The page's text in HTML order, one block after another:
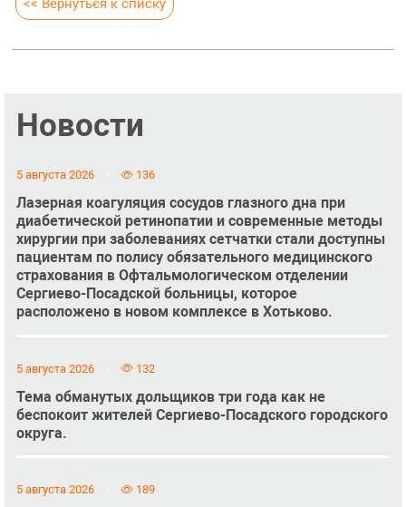
Новости
5 августа 2026 136
Лазерная коагуляция сосудов глазного дна при
диабетической ретинопатии и современные методы
хирургии при заболеваниях сетчатки стали доступны
пациентам по полису обязательного медицинского
страхования в Офтальмологическом отделении
Сергиево-Посадской больницы, которое
расположено в новом комплексе в Хотьково.
5 августа 2026 132
Тема обманутых дольщиков три года как не
беспокоит жителей Сергиево-Посадского городского
округа.
5 августа 2026 189